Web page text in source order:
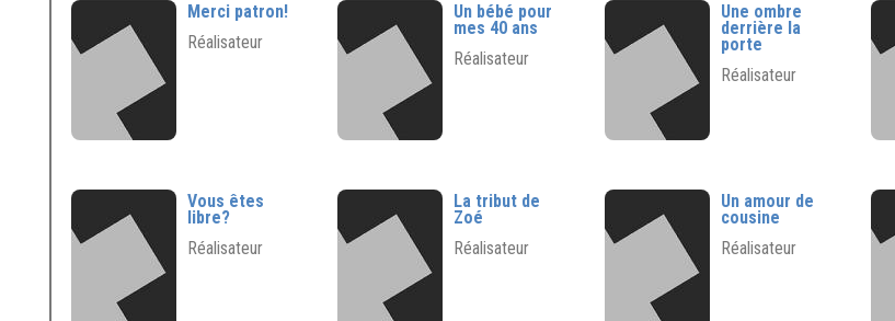
Merci patron!
Réalisateur
Un bébé pour
mes 40 ans
Réalisateur
Une ombre
derrière la
porte
Réalisateur
Vous êtes
libre?
Réalisateur
La tribut de
Zoé
Réalisateur
Un amour de
cousine
Réalisateur